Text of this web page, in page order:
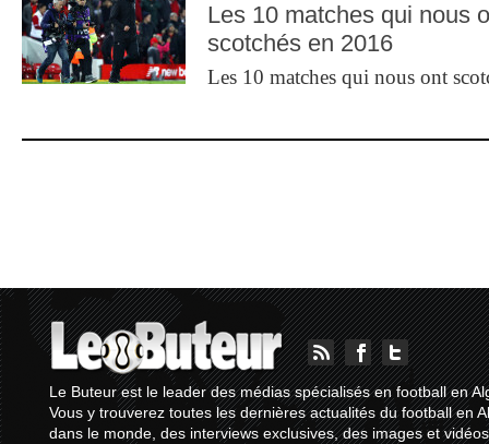
Les 10 matches qui nous
scotchés en 2016
Les 10 matches qui nous ont
Le Buteur est le leader des médias spécialisés en football en
Vous y trouverez toutes les dernières actualités du football en
dans le monde, des interviews exclusives, des images et